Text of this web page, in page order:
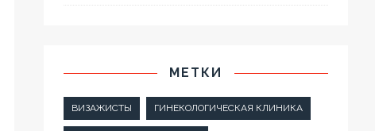
МЕТКИ
ВИЗАЖИСТЫ ГИНЕКОЛОГИЧЕСКАЯ КЛИНИКА